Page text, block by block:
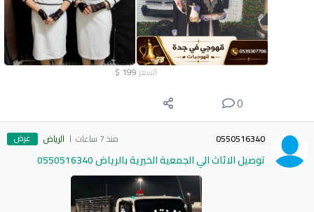
السعر 199
$
0
0550516340 منذ 7 ساعات الرياض عرض
توصيل الاثاث الي الجمعية الخيرية بالرياض 0550516340